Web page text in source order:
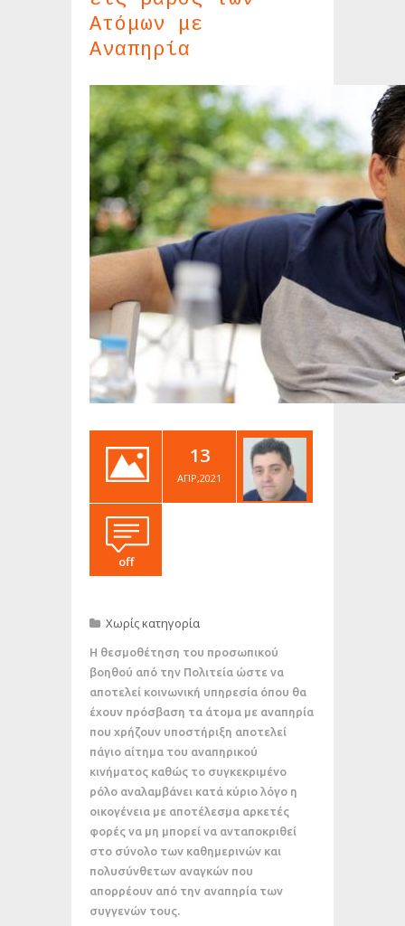
Ατόμων με
Αναπηρία
13
ΑΠΡ,2021
off
Χωρίς κατηγορία
Η θεσμοθέτηση του προσωπικού
βοηθού από την Πολιτεία ώστε να
αποτελεί κοινωνική υπηρεσία όπου θα
έχουν πρόσβαση τα άτομα με αναπηρία
που χρήζουν υποστήριξη αποτελεί
πάγιο αίτημα του αναπηρικού
κινήματος καθώς το συγκεκριμένο
ρόλο αναλαμβάνει κατά κύριο λόγο η
οικογένεια με αποτέλεσμα αρκετές
φορές να μη μπορεί να ανταποκριθεί
στο σύνολο των καθημερινών και
πολυσύνθετων αναγκών που
απορρέουν από την αναπηρία των
συγγενών τους.